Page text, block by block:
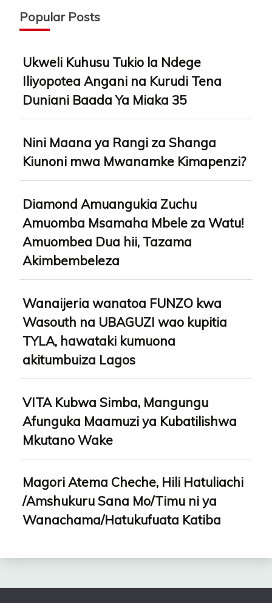
Popular Posts
Ukweli Kuhusu Tukio la Ndege
Iliyopotea Angani na Kurudi Tena
Duniani Baada Ya Miaka 35
Nini Maana ya Rangi za Shanga
Kiunoni mwa Mwanamke Kimapenzi?
Diamond Amuangukia Zuchu
Amuomba Msamaha Mbele za Watu!
Amuombea Dua hii, Tazama
Akimbembeleza
Wanaijeria wanatoa FUNZO kwa
Wasouth na UBAGUZI wao kupitia
TYLA, hawataki kumuona
akitumbuiza Lagos
VITA Kubwa Simba, Mangungu
Afunguka Maamuzi ya Kubatilishwa
Mkutano Wake
Magori Atema Cheche, Hili Hatuliachi
/Amshukuru Sana Mo/Timu ni ya
Wanachama/Hatukufuata Katiba